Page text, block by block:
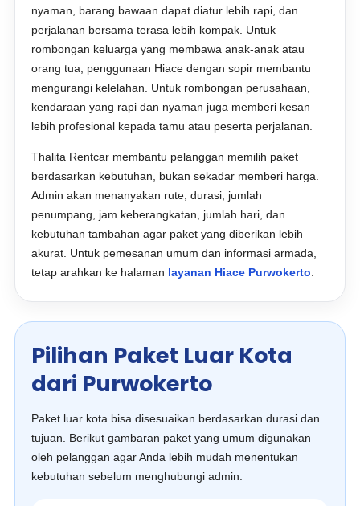
nyaman, barang bawaan dapat diatur lebih rapi, dan
perjalanan bersama terasa lebih kompak. Untuk
rombongan keluarga yang membawa anak-anak atau
orang tua, penggunaan Hiace dengan sopir membantu
mengurangi kelelahan. Untuk rombongan perusahaan,
kendaraan yang rapi dan nyaman juga memberi kesan
lebih profesional kepada tamu atau peserta perjalanan.
Thalita Rentcar membantu pelanggan memilih paket
berdasarkan kebutuhan, bukan sekadar memberi harga.
Admin akan menanyakan rute, durasi, jumlah
penumpang, jam keberangkatan, jumlah hari, dan
kebutuhan tambahan agar paket yang diberikan lebih
akurat. Untuk pemesanan umum dan informasi armada,
tetap arahkan ke halaman layanan Hiace Purwokerto
Pilihan Paket Luar Kota
dari Purwokerto
Paket luar kota bisa disesuaikan berdasarkan durasi dan
tujuan. Berikut gambaran paket yang umum digunakan
oleh pelanggan agar Anda lebih mudah menentukan
kebutuhan sebelum menghubungi admin.